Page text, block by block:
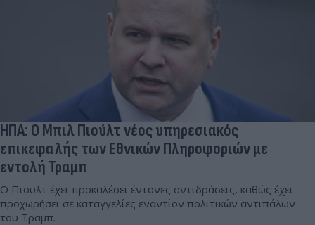
ΗΠΑ: Ο Μπιλ Πιούλτ νέος υπηρεσιακός
επικεφαλής των Εθνικών Πληροφοριών με
εντολή Τραμπ
Ο Πιουλτ έχει προκαλέσει έντονες αντιδράσεις, καθώς έχει
προχωρήσει σε καταγγελίες εναντίον πολιτικών αντιπάλων
του Τραμπ.